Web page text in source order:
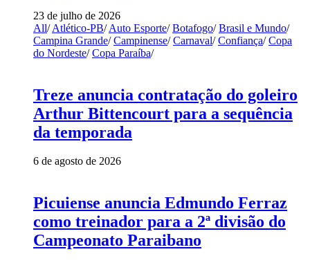
23 de julho de 2026
All/ Atlético-PB/ Auto Esporte/ Botafogo/ Brasil e Mundo/
Campina Grande/ Campinense/ Carnaval/ Confiança/ Copa
do Nordeste/ Copa Paraíba/
Treze anuncia contratação do goleiro
Arthur Bittencourt para a sequência
da temporada
6 de agosto de 2026
Picuiense anuncia Edmundo Ferraz
como treinador para a 2ª divisão do
Campeonato Paraibano